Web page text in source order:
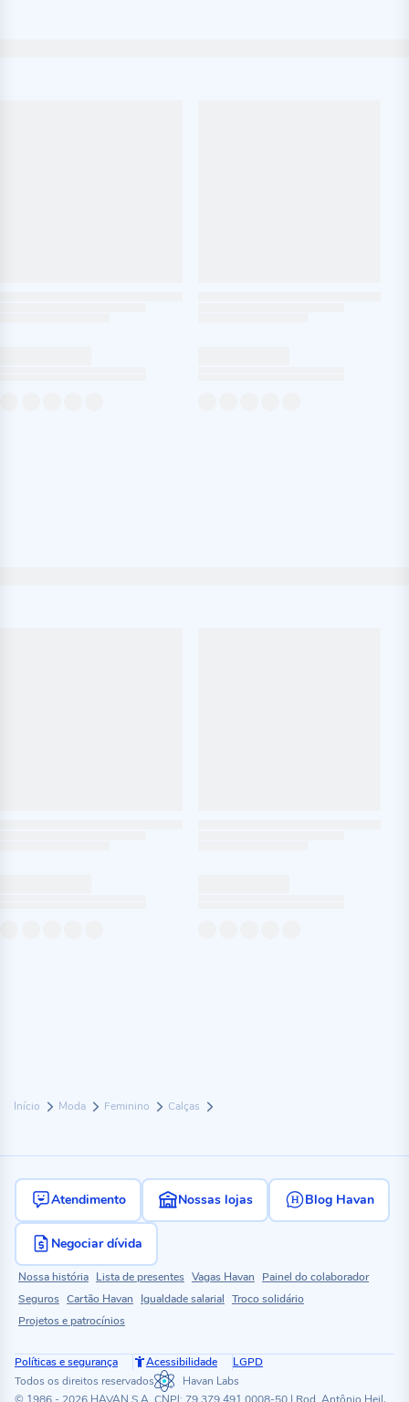
Início Moda Feminino Calças
Atendimento Nossas lojas Blog Havan
Negociar dívida
Nossa história Lista de presentes Vagas Havan
Painel do colaborador
Seguros Cartão Havan Igualdade salarial Troco solidário
Projetos e patrocínios
Políticas e segurança Acessibilidade
LGPD
Todos os direitos reservados
Havan Labs